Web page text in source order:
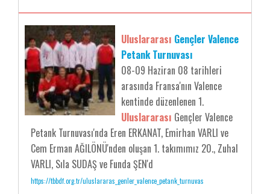
Uluslararası Gençler Valence
Petank Turnuvası
08-09 Haziran 08 tarihleri
arasında Fransa'nın Valence
kentinde düzenlenen 1.
Uluslararası Gençler Valence
Petank Turnuvası'nda Eren ERKANAT, Emirhan VARLI ve
Cem Erman AĞILÖNÜ'nden oluşan 1. takımımız 20., Zuhal
VARLI, Sıla SUDAŞ ve Funda ŞEN'd
https://tbbdf.org.tr/uluslararas_genler_valence_petank_turnuvas